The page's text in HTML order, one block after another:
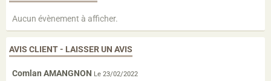
Aucun évènement à afficher.
AVIS CLIENT - LAISSER UN AVIS
Comlan AMANGNON Le 23/02/2022